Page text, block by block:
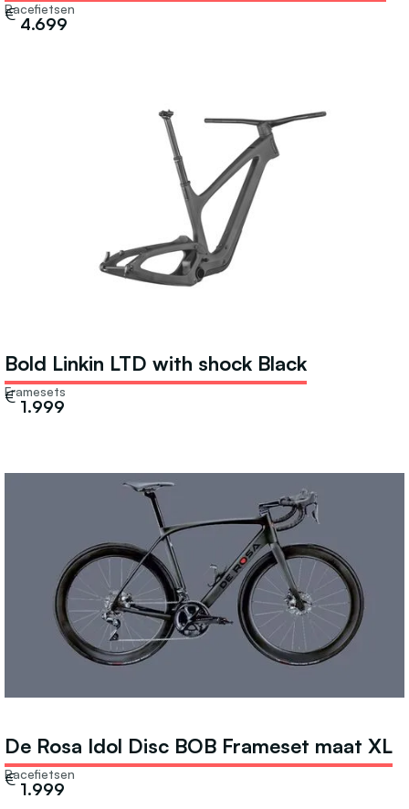
Racefietsen
4.699
€
Bold Linkin LTD with shock Black
Framesets
1.999
€
De Rosa Idol Disc BOB Frameset maat XL
Racefietsen
1.999
€